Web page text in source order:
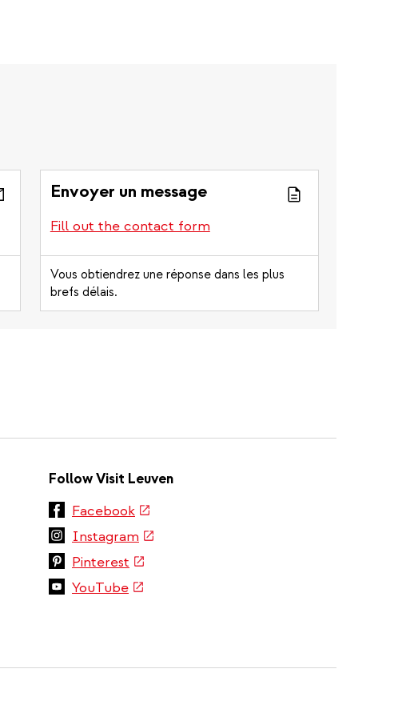
Envoyer un message
Fill out the contact form
Vous obtiendrez une réponse dans les plus
brefs délais.
Follow Visit Leuven
Facebook(link
external)
Instagram (link
is
Pinterest (link
is
YouTube(link